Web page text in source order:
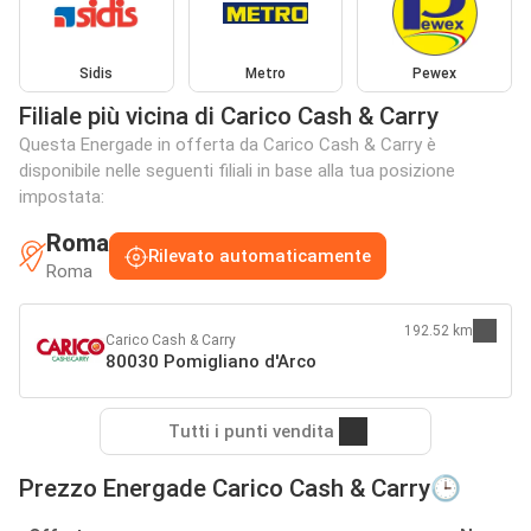
Sidis Metro Pewex
Filiale più vicina di Carico Cash & Carry
Questa Energade in offerta da Carico Cash & Carry è
disponibile nelle seguenti filiali in base alla tua posizione
impostata:
Roma
Roma
Rilevato automaticamente
Carico Cash & Carry
80030 Pomigliano d'Arco
192.52 km
Tutti i punti vendita
Prezzo Energade Carico Cash & Carry🕒